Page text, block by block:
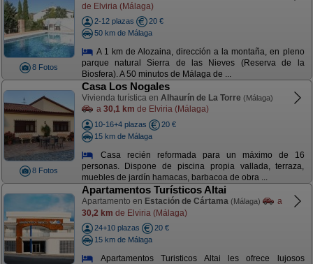
8 Fotos
de Elviria (Málaga)
2-12 plazas
20 €
50 km de Málaga
A 1 km de Alozaina, dirección a la montaña, en pleno
parque natural Sierra de las Nieves (Reserva de la
Biosfera). A 50 minutos de Málaga de ...
8 Fotos
Casa Los Nogales
Vivienda turística en Alhaurín de La Torre (Málaga)
a 30,1 km de Elviria (Málaga)
10-16+4 plazas
20 €
15 km de Málaga
Casa recién reformada para un máximo de 16
personas. Dispone de piscina propia vallada, terraza,
muebles de jardín hamacas, barbacoa de obra ...
Apartamentos Turísticos Altai
Apartamento en Estación de Cártama (Málaga)
a
30,2 km de Elviria (Málaga)
24+10 plazas
20 €
15 km de Málaga
Apartamentos Turisticos Altai les ofrece lujosos